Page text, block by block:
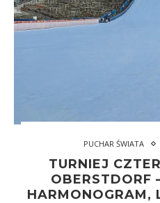
PUCHAR ŚWIATA
TURNIEJ
OBERSTDORF
HARMONOGRAM,